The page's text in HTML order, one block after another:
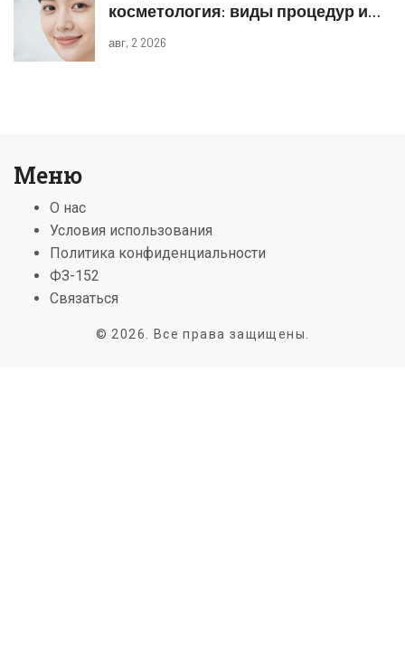
косметология: виды процедур и
реальные результаты
авг, 2 2026
Меню
О нас
Условия использования
Политика конфиденциальности
ФЗ-152
Связаться
© 2026. Все права защищены.